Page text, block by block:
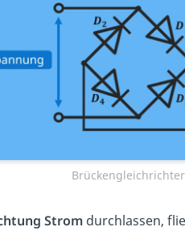
Brückengleichrichter
Strom durchlassen,